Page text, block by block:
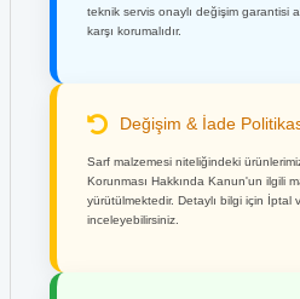
teknik servis onaylı değişim garantisi
karşı korumalıdır.
Değişim & İade
Sarf malzemesi niteliğindeki
Korunması Hakkında Kanun'un ilgili
yürütülmektedir. Detaylı bilgi için İptal
inceleyebilirsiniz.